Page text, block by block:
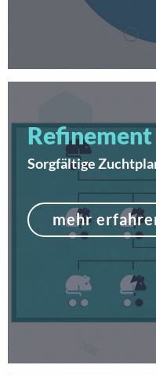
Refinement
Sorgfältige
mehr